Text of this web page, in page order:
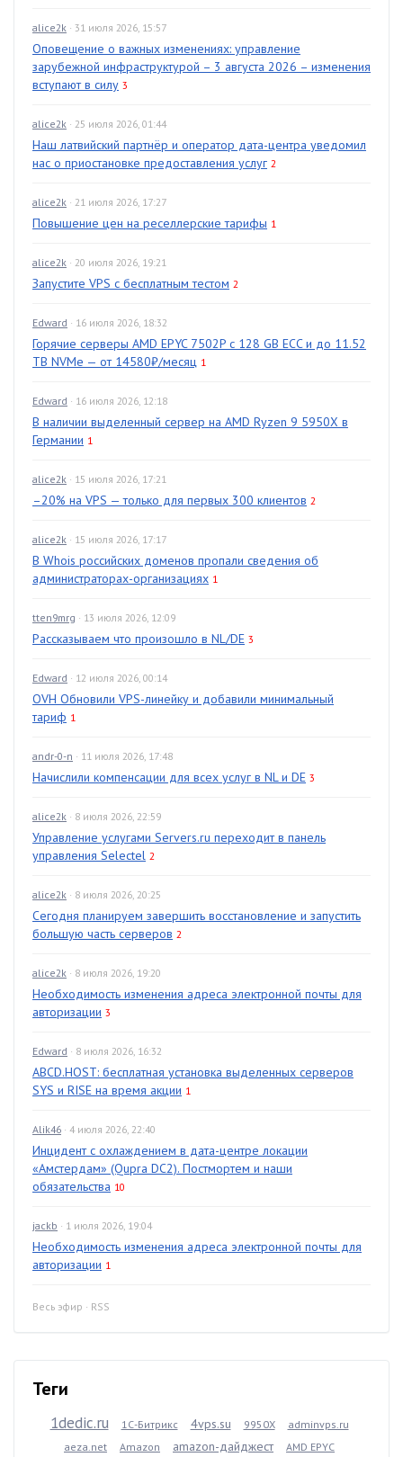
alice2k · 31 июля 2026, 15:57
Оповещение о важных изменениях: управление
зарубежной инфраструктурой – 3 августа 2026 – изменения
вступают в силу 3
alice2k · 25 июля 2026, 01:44
Наш латвийский партнёр и оператор дата-центра уведомил
нас о приостановке предоставления услуг 2
alice2k · 21 июля 2026, 17:27
Повышение цен на реселлерские тарифы 1
alice2k · 20 июля 2026, 19:21
Запустите VPS с бесплатным тестом 2
Edward · 16 июля 2026, 18:32
Горячие серверы AMD EPYC 7502P с 128 GB ECC и до 11.52
TB NVMe — от 14580₽/месяц 1
Edward · 16 июля 2026, 12:18
В наличии выделенный сервер на AMD Ryzen 9 5950X в
Германии 1
alice2k · 15 июля 2026, 17:21
–20% на VPS — только для первых 300 клиентов 2
alice2k · 15 июля 2026, 17:17
В Whois российских доменов пропали сведения об
администраторах-организациях 1
tten9mrg · 13 июля 2026, 12:09
Рассказываем что произошло в NL/DE 3
Edward · 12 июля 2026, 00:14
OVH Обновили VPS-линейку и добавили минимальный
тариф 1
andr-0-n · 11 июля 2026, 17:48
Начислили компенсации для всех услуг в NL и DE 3
alice2k · 8 июля 2026, 22:59
Управление услугами Servers.ru переходит в панель
управления Selectel 2
alice2k · 8 июля 2026, 20:25
Сегодня планируем завершить восстановление и запустить
большую часть серверов 2
alice2k · 8 июля 2026, 19:20
Необходимость изменения адреса электронной почты для
авторизации 3
Edward · 8 июля 2026, 16:32
ABCD.HOST: бесплатная установка выделенных серверов
SYS и RISE на время акции 1
Alik46 · 4 июля 2026, 22:40
Инцидент с охлаждением в дата-центре локации
«Амстердам» (Qupra DC2). Постмортем и наши
обязательства 10
jackb · 1 июля 2026, 19:04
Необходимость изменения адреса электронной почты для
авторизации 1
Весь эфир · RSS
Теги
1dedic.ru 1С-Битрикс 4vps.su 9950X
adminvps.ru
aeza.net
Amazon amazon-дайджест AMD EPYC